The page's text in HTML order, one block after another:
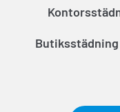
Butiksstädning